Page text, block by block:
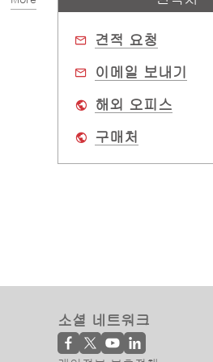
견적 요청
이메일 보내기
해외 오피스
구매처
소셜 네트워크